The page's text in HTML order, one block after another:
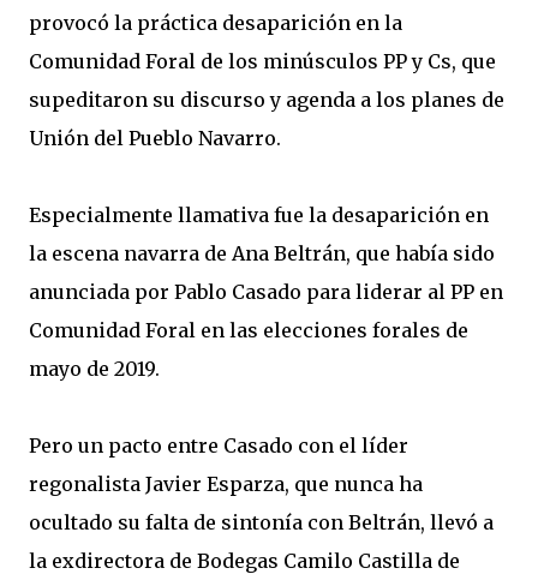
provocó la práctica desaparición en la
Comunidad Foral de los minúsculos PP y Cs, que
supeditaron su discurso y agenda a los planes de
Unión del Pueblo Navarro.
Especialmente llamativa fue la desaparición en
la escena navarra de Ana Beltrán, que había sido
anunciada por Pablo Casado para liderar al PP en
Comunidad Foral en las elecciones forales de
mayo de 2019.
Pero un pacto entre Casado con el líder
regonalista Javier Esparza, que nunca ha
ocultado su falta de sintonía con Beltrán, llevó a
la exdirectora de Bodegas Camilo Castilla de